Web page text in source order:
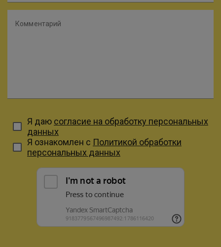
Комментарий
Я даю согласие на обработку персональных
данных
Я ознакомлен с Политикой обработки
персональных данных